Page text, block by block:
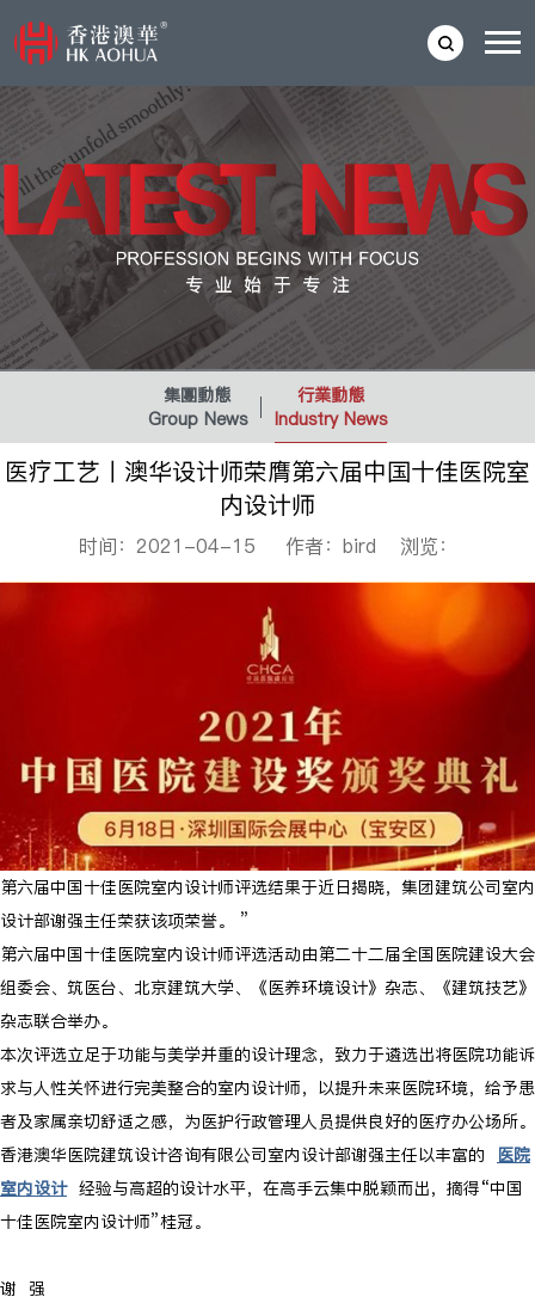
集團動態
Group News
行業動態
Industry News
医疗工艺丨澳华设计师荣膺第六届中国十佳医院室
内设计师
时间：2021-04-15 作者：bird 浏览：
第六届中国十佳医院室内设计师评选结果于近日揭晓，集团建筑公司室内
设计部谢强主任荣获该项荣誉。 ”
第六届中国十佳医院室内设计师评选活动由第二十二届全国医院建设大会
组委会、筑医台、北京建筑大学、《医养环境设计》杂志、《建筑技艺》
杂志联合举办。
本次评选立足于功能与美学并重的设计理念，致力于遴选出将医院功能诉
求与人性关怀进行完美整合的室内设计师，以提升未来医院环境，给予患
者及家属亲切舒适之感，为医护行政管理人员提供良好的医疗办公场所。
香港澳华医院建筑设计咨询有限公司室内设计部谢强主任以丰富的 医院
室内设计 经验与高超的设计水平，在高手云集中脱颖而出，摘得“中国
十佳医院室内设计师”桂冠。
谢 强